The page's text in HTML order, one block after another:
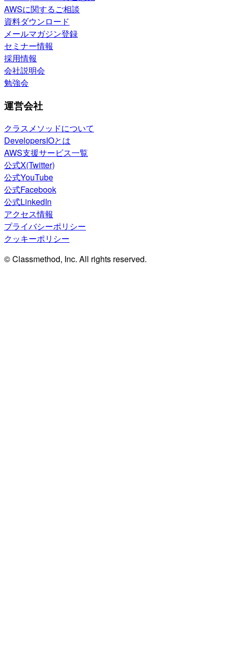
AWSに関するご相談
資料ダウンロード
メールマガジン登録
セミナー情報
採用情報
会社説明会
勉強会
運営会社
クラスメソッドについて
DevelopersIOとは
AWS支援サービス一覧
公式X(Twitter)
公式YouTube
公式Facebook
公式LinkedIn
アクセス情報
プライバシーポリシー
クッキーポリシー
© Classmethod, Inc. All rights reserved.